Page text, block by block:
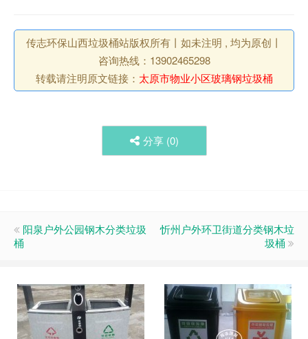
传志环保山西垃圾桶站版权所有丨如未注明 , 均为原创丨
咨询热线：13902465298
转载请注明原文链接： 太原市物业小区玻璃钢垃圾桶
分享 (0)
阳泉户外公园钢木分类垃圾
桶
忻州户外环卫街道分类钢木垃
圾桶